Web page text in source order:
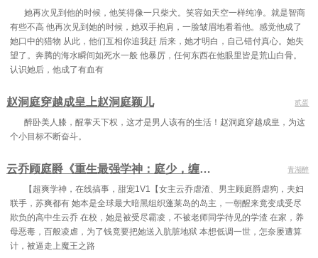
第四十三章 返宗 第四十四章 邀请 第四十五章 给我道歉!
第四十六章 强势 第四十七章 两年 第四十八章 储物袋
第五十二章 师兄师姐 下 第五十三章 仇人见面
第六十四章 交易会 第六十五章 一唱一和 第六十六章 话中有话
第六十七章 你会不会娶我? 第六十八章 情为何物? 第六十九章 抱住我的腰
她再次见到他的时候，他笑得像一只柴犬。笑容如天空一样纯净。就是智商
有些不高 他再次见到她的时候，她双手抱肩，一脸皱眉地看着他。感觉他成了
她口中的猎物 从此，他们互相你追我赶 后来，她才明白，自己错付真心。她失
望了。奔腾的海水瞬间如死水一般 他暴厉，任何东西在他眼里皆是荒山白骨。
认识她后，他成了有血有
赵洞庭穿越成皇上赵洞庭颖儿 贰蛋
醉卧美人膝，醒掌天下权，这才是男人该有的生活！赵洞庭穿越成皇，为这
个小目标不断奋斗。
云乔顾庭爵《重生最强学神：庭少，缠着吻》 青湖醉
【超爽学神，在线搞事，甜宠1V1【女主云乔虐渣、男主顾庭爵虐狗，夫妇
联手，苏爽都有 她本是全球最大暗黑组织蓬莱岛的岛主，一朝醒来竟变成受尽
欺负的高中生云乔 在校，她是被受尽霸凌，不被老师同学待见的学渣 在家，养
母恶毒，百般凌虐，为了钱竟要把她送入肮脏地狱 本想低调一世，怎奈屡遭算
计，被逼走上魔王之路